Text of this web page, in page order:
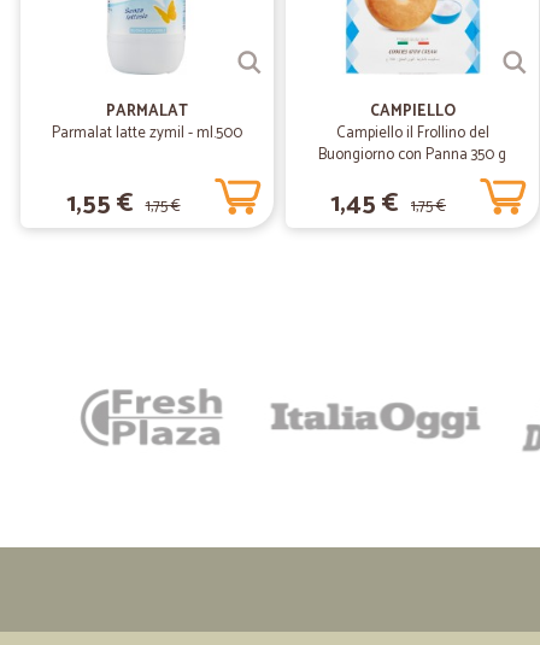
PARMALAT
Parmalat latte zymil - ml.500
1,55 € 1,75 €
CAMPIELLO
Campiello il Frollino del
Buongiorno con Panna 350 g
1,45 € 1,75 €